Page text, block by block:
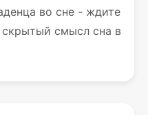
во сне - ждите
смысл сна в